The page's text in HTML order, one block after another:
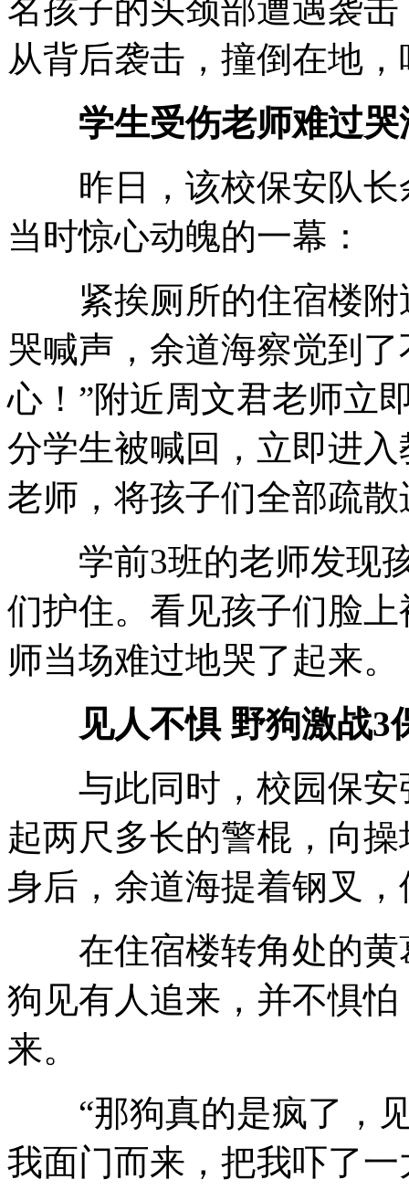
名孩子的头颈部遭遇袭
从背后袭击，撞倒在地
学生受伤老师难过哭
昨日，该校保安队长
当时惊心动魄的一幕：
紧挨厕所的住宿楼附
哭喊声，余道海察觉到
心！”附近周文君老师立
分学生被喊回，立即进
老师，将孩子们全部疏
学前3班的老师发现孩
们护住。看见孩子们脸
师当场难过地哭了起来。
见人不惧 野狗激战3
与此同时，校园保安
起两尺多长的警棍，向
身后，余道海提着钢叉
在住宿楼转角处的黄
狗见有人追来，并不惧
来。
“那狗真的是疯了，见
我面门而来，把我吓了